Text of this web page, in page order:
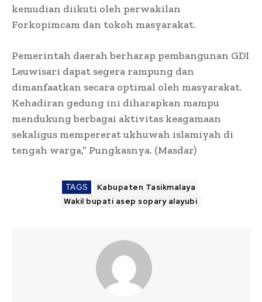
kemudian diikuti oleh perwakilan
Forkopimcam dan tokoh masyarakat.
Pemerintah daerah berharap pembangunan GDI
Leuwisari dapat segera rampung dan
dimanfaatkan secara optimal oleh masyarakat.
Kehadiran gedung ini diharapkan mampu
mendukung berbagai aktivitas keagamaan
sekaligus mempererat ukhuwah islamiyah di
tengah warga,” Pungkasnya. (Masdar)
TAGS
Kabupaten Tasikmalaya
Wakil bupati asep sopary alayubi